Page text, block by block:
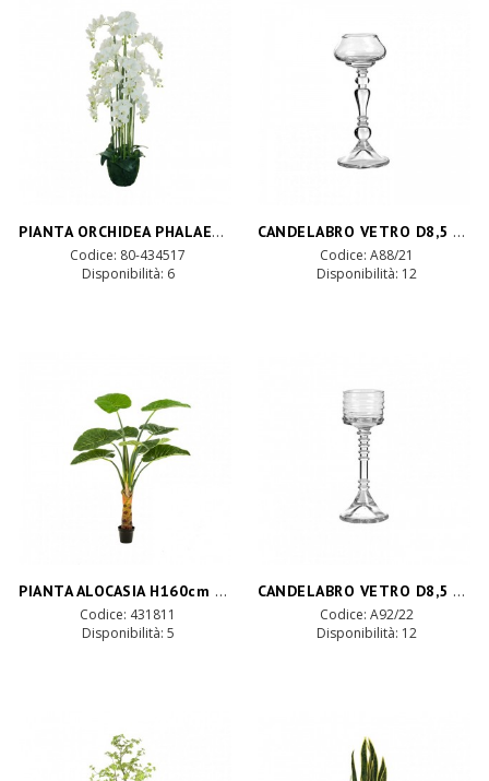
PIANTA ORCHIDEA PHALAEN.H155 PN -white*
Codice: 80-434517
Disponibilità: 6
CANDELABRO VETRO D8,5 H20,8 CM
Codice: A88/21
Disponibilità: 12
PIANTA ALOCASIA H160cm PN *
Codice: 431811
Disponibilità: 5
CANDELABRO VETRO D8,5 H21,5 CM
Codice: A92/22
Disponibilità: 12